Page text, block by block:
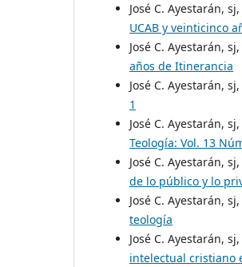
José C. Ayestarán, sj,
UCAB y veinticinco
José C. Ayestarán, sj,
años de Itinerancia
José C. Ayestarán, sj,
1
José C. Ayestarán, sj,
Teología: Vol. 13
José C. Ayestarán, sj,
de lo público y lo
José C. Ayestarán, sj,
teología
José C. Ayestarán, sj,
intelectual cristiano